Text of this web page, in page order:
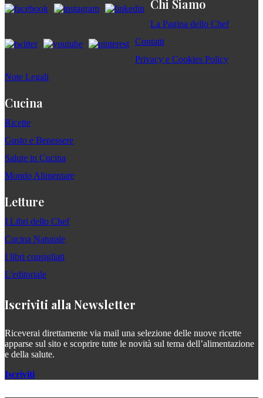
Chi Siamo
La Pagina dello Chef
Contatti
Privacy e Cookies Policy
Note Legali
Cucina
Ricette
Gusto e Benessere
Salute in Cucina
Mondo Alimentare
Letture
I Libri dello Chef
Cucina Naturale
I libri consigliati
L'editoriale
Iscriviti alla Newsletter
Riceverai direttamente via mail una selezione delle nuove ricette
apparse sul sito e scoprire tutte le novità sul tema dell’alimentazione
e della salute.
Iscriviti